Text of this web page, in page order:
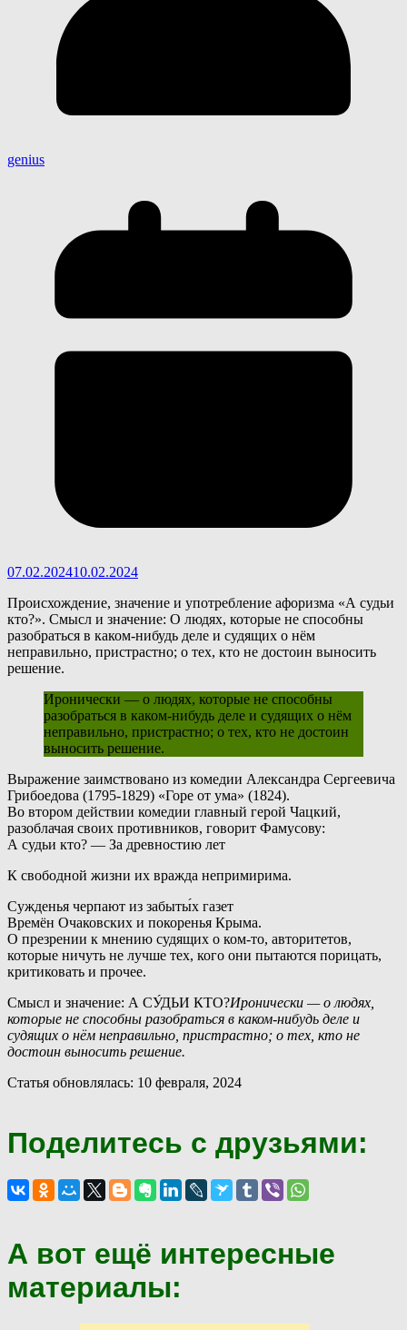
genius
07.02.202410.02.2024
Происхождение, значение и употребление афоризма «А судьи
кто?». Смысл и значение: О людях, которые не способны
разобраться в каком-нибудь деле и судящих о нём
неправильно, пристрастно; о тех, кто не достоин выносить
решение.
Иронически — о людях, которые не способны
разобраться в каком-нибудь деле и судящих о нём
неправильно, пристрастно; о тех, кто не достоин
выносить решение.
Выражение заимствовано из комедии Александра Сергеевича
Грибоедова (1795-1829) «Горе от ума» (1824).
Во втором действии комедии главный герой Чацкий,
разоблачая своих противников, говорит Фамусову:
А судьи кто? — За древностию лет
К свободной жизни их вражда непримирима.
Сужденья черпают из забыты́х газет
Времён Очаковских и покоренья Крыма.
О презрении к мнению судящих о ком-то, авторитетов,
которые ничуть не лучше тех, кого они пытаются порицать,
критиковать и прочее.
Смысл и значение: А СУ́ДЬИ КТО?Иронически — о людях,
которые не способны разобраться в каком-нибудь деле и
судящих о нём неправильно, пристрастно; о тех, кто не
достоин выносить решение.
Статья обновлялась: 10 февраля, 2024
Поделитесь с друзьями:
А вот ещё интересные
материалы: